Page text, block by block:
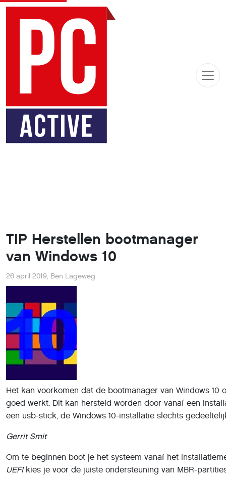
TIP Herstellen bootmanager
van Windows 10
26 april 2019, Ben Lageweg
Het kan voorkomen dat de bootmanager van Windows 10
goed werkt. Dit kan hersteld worden door vanaf een
een usb-stick, de Windows 10-installatie slechts
Gerrit Smit
Om te beginnen boot je het systeem vanaf het
UEFIkies je voor de juiste ondersteuning van MBR-